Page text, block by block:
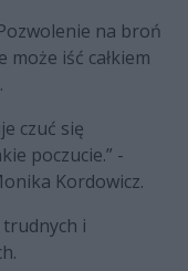
na broń
iść całkiem
czuć się
poczucie.” -
Kordowicz.
i